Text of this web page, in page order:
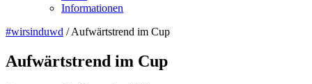
Informationen
#wirsinduwd /Aufwärtstrend im Cup
Aufwärtstrend im Cup